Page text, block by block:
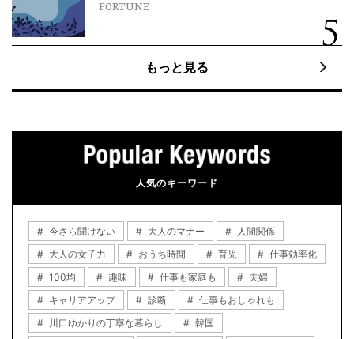
FORTUNE
もっと見る
人気のキーワード
今さら聞けない 大人のマナー
人間関係
大人の女子力
おうち時間 育児
仕事効率化
100均
趣味 仕事も家庭も
夫婦
キャリアアップ
診断
仕事もおしゃれも
川口ゆかりの丁寧な暮らし
韓国